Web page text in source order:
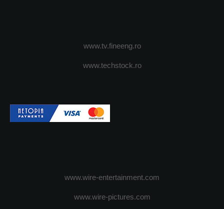
www.tv.fineeng.ro
www.techstock.ro
www.wire-entertainment.com
www.wire-pictures.com